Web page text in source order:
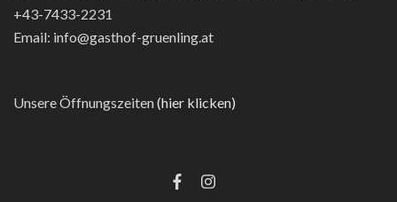
+43-7433-2231
Email: info@gasthof-gruenling.at
Unsere Öffnungszeiten(hier klicken)